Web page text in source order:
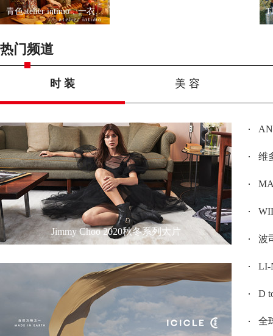
青色atelier intimo，一衣一带尽显优雅
热门频道
时 装 美 容
Jimmy Choo 2020秋冬系列大片
维
波
LI-
D
全